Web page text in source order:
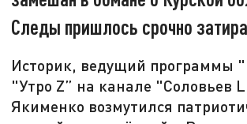
Следы пришлось срочно
Историк, ведущий программы
"Утро Z” на канале "Соловьев
Якименко возмутился